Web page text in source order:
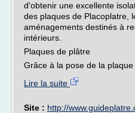
d'obtenir une excellente
des plaques de Placoplatre,
aménagements destinés à
intérieurs.
Plaques de plâtre
Grâce à la pose de la plaque
Lire la suite
Site : http://